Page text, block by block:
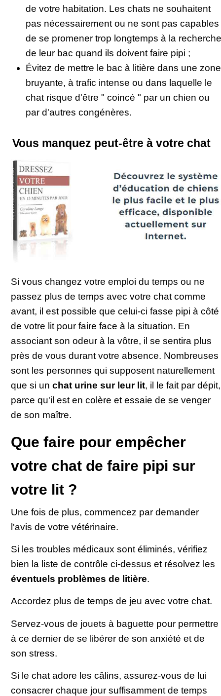
de votre habitation. Les chats ne souhaitent
pas nécessairement ou ne sont pas capables
de se promener trop longtemps à la recherche
de leur bac quand ils doivent faire pipi ;
Évitez de mettre le bac à litière dans une zone
bruyante, à trafic intense ou dans laquelle le
chat risque d'être " coincé " par un chien ou
par d'autres congénères.
Vous manquez peut-être à votre chat
Si vous changez votre emploi du temps ou ne
passez plus de temps avec votre chat comme
avant, il est possible que celui-ci fasse pipi à côté
de votre lit pour faire face à la situation. En
associant son odeur à la vôtre, il se sentira plus
près de vous durant votre absence. Nombreuses
sont les personnes qui supposent naturellement
que si un chat urine sur leur lit, il le fait par dépit,
parce qu'il est en colère et essaie de se venger
de son maître.
Que faire pour empêcher
votre chat de faire pipi sur
votre lit ?
Une fois de plus, commencez par demander
l'avis de votre vétérinaire.
Si les troubles médicaux sont éliminés, vérifiez
bien la liste de contrôle ci-dessus et résolvez les
éventuels problèmes de litière.
Accordez plus de temps de jeu avec votre chat.
Servez-vous de jouets à baguette pour permettre
à ce dernier de se libérer de son anxiété et de
son stress.
Si le chat adore les câlins, assurez-vous de lui
consacrer chaque jour suffisamment de temps